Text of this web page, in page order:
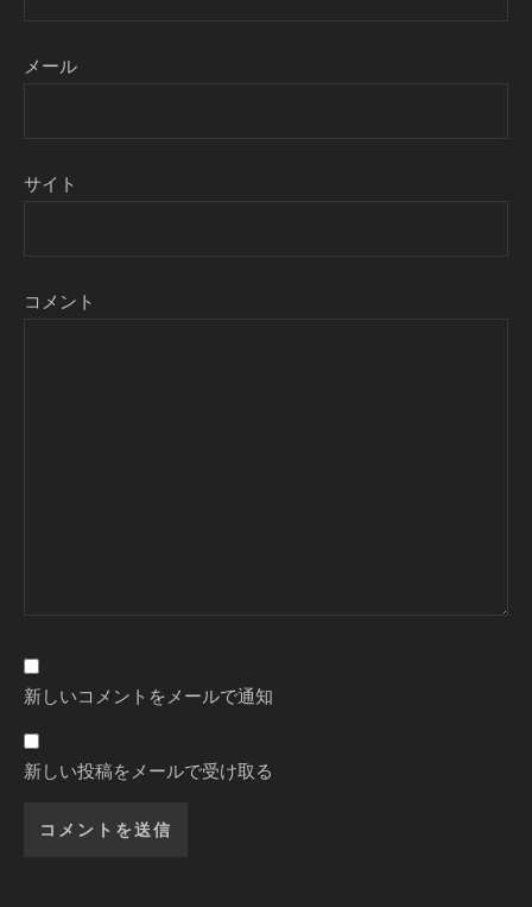
メール
サイト
コメント
新しいコメントをメールで通知
新しい投稿をメールで受け取る